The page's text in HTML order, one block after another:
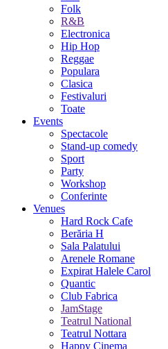
Folk
R&B
Electronica
Hip Hop
Reggae
Populara
Clasica
Festivaluri
Toate
Events
Spectacole
Stand-up comedy
Sport
Party
Workshop
Conferinte
Venues
Hard Rock Cafe
Berăria H
Sala Palatului
Arenele Romane
Expirat Halele Carol
Quantic
Club Fabrica
JamStage
Teatrul National
Teatrul Nottara
Happy Cinema